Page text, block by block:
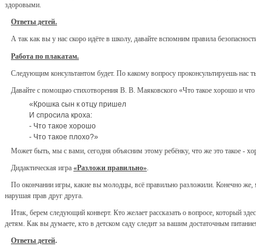
здоровыми.
Ответы детей.
А так как вы у нас скоро идёте в школу, давайте вспомним правила
Работа по плакатам.
Следующим консультантом будет. По какому вопросу проконсультируешь нас
Давайте с помощью стихотворения В. В. Маяковского «Что такое хорошо и что
«Крошка сын к отцу пришел
И спросила кроха:
- Что такое хорошо
- Что такое плохо?»
Может быть, мы с вами, сегодня объясним этому ребёнку, что же это такое -
Дидактическая игра «Разложи правильно».
По окончании игры, какие вы молодцы, всё правильно разложили. Конечно
нарушая прав друг друга.
Итак, берем следующий конверт. Кто желает рассказать о вопросе, который
детям. Как вы думаете, кто в детском саду следит за вашим достаточным
Ответы детей.